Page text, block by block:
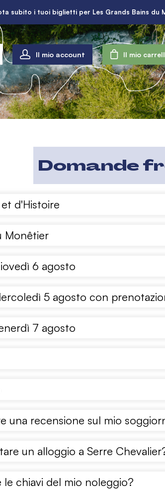
subito i tuoi biglietti per Les Grands Bains du
Il mio account Il mio
Domande
d'Histoire
Monêtier
6 agosto
5 agosto con
7 agosto
una recensione sul mio
un alloggio a Serre
chiavi del mio noleggio?